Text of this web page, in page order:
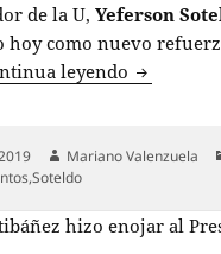
de la U,Yeferson
hoy como nuevo
leyendo Sampaoli
Autor
Mariano Valenzuela
,Soteldo